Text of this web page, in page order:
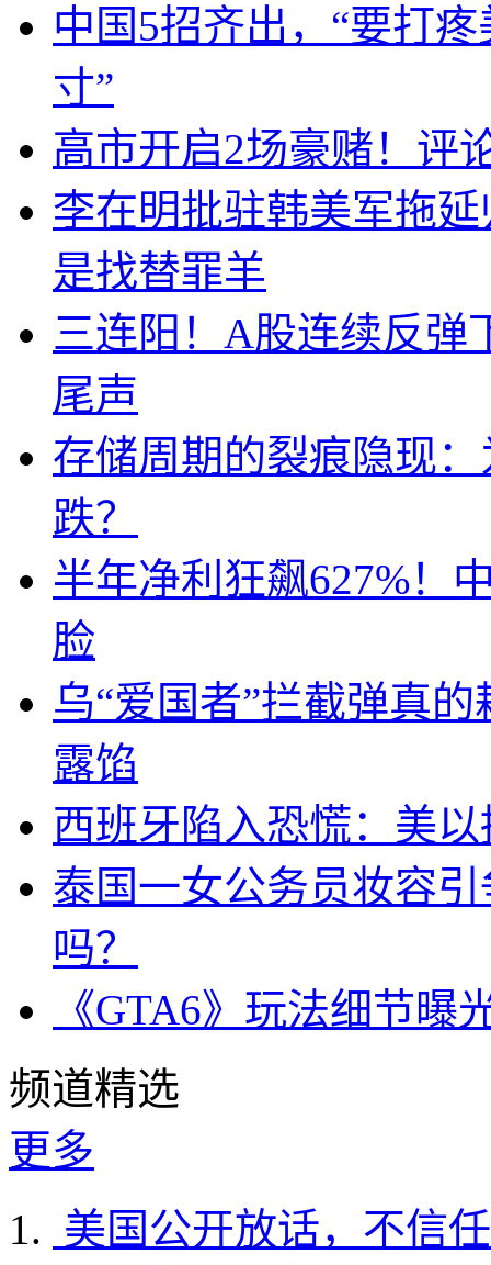
中国5招齐出，“要打
寸”
高市开启2场豪赌！评
李在明批驻韩美军拖
是找替罪羊
三连阳！A股连续反弹
尾声
存储周期的裂痕隐现
跌？
半年净利狂飙627%！
脸
乌“爱国者”拦截弹真
露馅
西班牙陷入恐慌：美
泰国一女公务员妆容
吗？
《GTA6》玩法细节
频道精选
更多
美国公开放话，不信